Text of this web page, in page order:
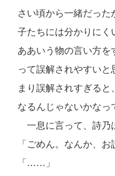
さい頃から一緒だっ
子たちには分かりにく
ああいう物の言い方を
って誤解されやすい
まり誤解されすぎると
なるんじゃないかなっ
一息に言って、詩乃
「ごめん。なんか、
「……」